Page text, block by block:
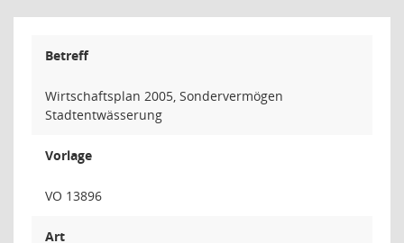
Betreff
Wirtschaftsplan 2005, Sondervermögen
Stadtentwässerung
Vorlage
VO 13896
Art